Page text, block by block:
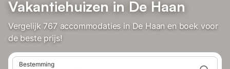
Vakantiehuizen in De Haan
Vergelijk 767 accommodaties in De Haan en boek voor
de beste prijs!
Bestemming